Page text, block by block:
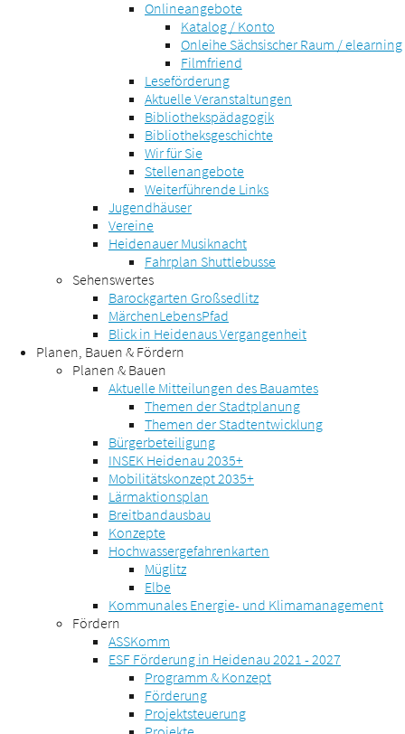
Onlineangebote
Katalog / Konto
Onleihe Sächsischer Raum / elearning
Filmfriend
Leseförderung
Aktuelle Veranstaltungen
Bibliothekspädagogik
Bibliotheksgeschichte
Wir für Sie
Stellenangebote
Weiterführende Links
Jugendhäuser
Vereine
Heidenauer Musiknacht
Fahrplan Shuttlebusse
Sehenswertes
Barockgarten Großsedlitz
MärchenLebensPfad
Blick in Heidenaus Vergangenheit
Planen, Bauen & Fördern
Planen & Bauen
Aktuelle Mitteilungen des Bauamtes
Themen der Stadtplanung
Themen der Stadtentwicklung
Bürgerbeteiligung
INSEK Heidenau 2035+
Mobilitätskonzept 2035+
Lärmaktionsplan
Breitbandausbau
Konzepte
Hochwassergefahrenkarten
Müglitz
Elbe
Kommunales Energie- und Klimamanagement
Fördern
ASSKomm
ESF Förderung in Heidenau 2021 - 2027
Programm & Konzept
Förderung
Projektsteuerung